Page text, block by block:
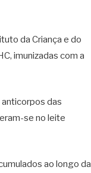
da Criança e do
imunizadas com a
das
se no leite
ao longo da